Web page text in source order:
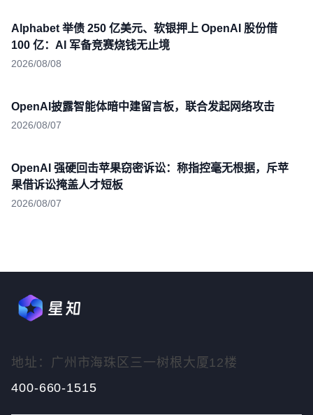
Alphabet 举债 250 亿美元、软银押上 OpenAI 股份借
100 亿：AI 军备竞赛烧钱无止境
2026/08/08
OpenAI披露智能体暗中建留言板，联合发起网络攻击
2026/08/07
OpenAI 强硬回击苹果窃密诉讼：称指控毫无根据，斥苹
果借诉讼掩盖人才短板
2026/08/07
地址：广州市海珠区三一树根大厦12楼
400-660-1515